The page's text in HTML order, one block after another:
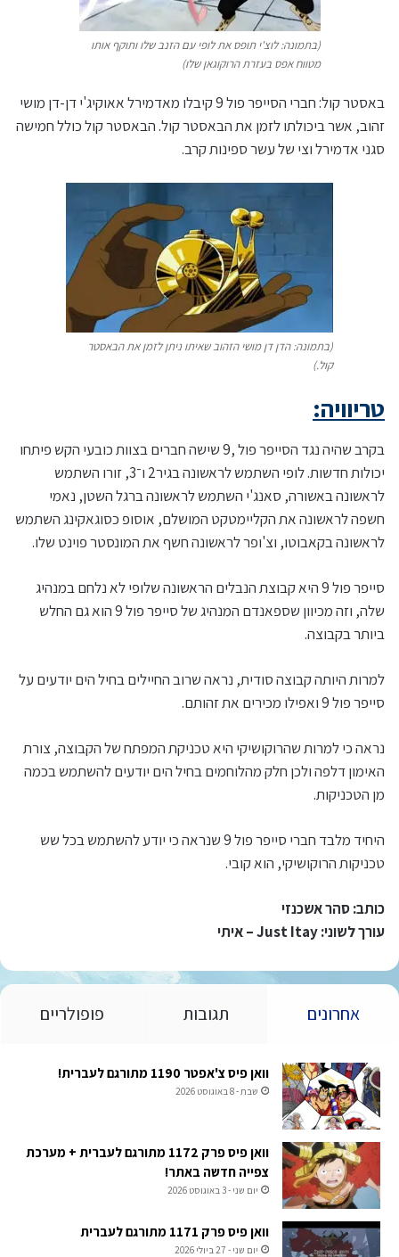
(בתמונה: לוצ'י תופס את לופי עם הזנב שלו ותוקף אותו
מטווח אפס בעזרת הרוקוגאן שלו)
באסטר קול: חברי הסייפר פול 9 קיבלו מאדמירל אאוקיג'י דן-דן מושי
זהוב, אשר ביכולתו לזמן את הבאסטר קול. הבאסטר קול כולל חמישה
סגני אדמירל וצי של עשר ספינות קרב.
(בתמונה: הדן דן מושי הזהוב שאיתו ניתן לזמן את הבאסטר
קול.)
טריוויה:
בקרב שהיה נגד הסייפר פול ,9 שישה חברים בצוות כובעי הקש פיתחו
יכולות חדשות. לופי השתמש לראשונה בגיר2 ו־3, זורו השתמש
לראשונה באשורה, סאנג'י השתמש לראשונה ברגל השטן, נאמי
חשפה לראשונה את הקליימטקט המושלם, אוסופ כסוגאקינג השתמש
לראשונה בקאבוטו, וצ'ופר לראשונה חשף את המונסטר פוינט שלו.
סייפר פול 9 היא קבוצת הנבלים הראשונה שלופי לא נלחם במנהיג
שלה, וזה מכיוון שספאנדם המנהיג של סייפר פול 9 הוא גם החלש
ביותר בקבוצה.
למרות היותה קבוצה סודית, נראה שרוב החיילים בחיל הים יודעים על
סייפר פול 9 ואפילו מכירים את זהותם.
נראה כי למרות שהרוקושיקי היא טכניקת המפתח של הקבוצה, צורת
האימון דלפה ולכן חלק מהלוחמים בחיל הים יודעים להשתמש בכמה
מן הטכניקות.
היחיד מלבד חברי סייפר פול 9 שנראה כי יודע להשתמש בכל שש
טכניקות הרוקושיקי, הוא קובי.
כותב: סהר אשכנזי
עורך לשוני: Just Itay – איתי
אחרונים תגובות פופולריים
וואן פיס צ'אפטר 1190 מתורגם לעברית!
שבת - 8 באוגוסט 2026
וואן פיס פרק 1172 מתורגם לעברית + מערכת
צפייה חדשה באתר!
יום שני - 3 באוגוסט 2026
וואן פיס פרק 1171 מתורגם לעברית
יום שני - 27 ביולי 2026